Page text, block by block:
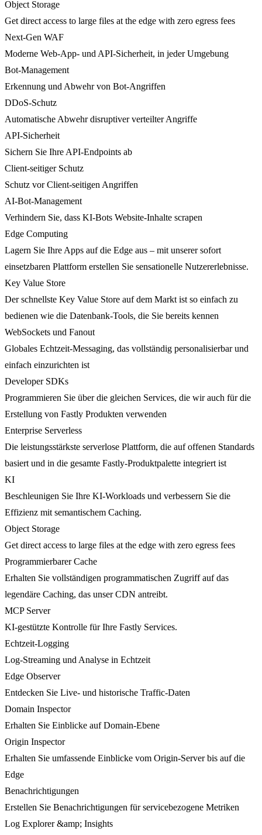
Object Storage
Get direct access to large files at the edge with zero egress fees
Next-Gen WAF
Moderne Web-App- und API-Sicherheit, in jeder Umgebung
Bot-Management
Erkennung und Abwehr von Bot-Angriffen
DDoS-Schutz
Automatische Abwehr disruptiver verteilter Angriffe
API-Sicherheit
Sichern Sie Ihre API-Endpoints ab
Client-seitiger Schutz
Schutz vor Client-seitigen Angriffen
AI-Bot-Management
Verhindern Sie, dass KI-Bots Website-Inhalte scrapen
Edge Computing
Lagern Sie Ihre Apps auf die Edge aus – mit unserer sofort
einsetzbaren Plattform erstellen Sie sensationelle Nutzererlebnisse.
Key Value Store
Der schnellste Key Value Store auf dem Markt ist so einfach zu
bedienen wie die Datenbank-Tools, die Sie bereits kennen
WebSockets und Fanout
Globales Echtzeit-Messaging, das vollständig personalisierbar und
einfach einzurichten ist
Developer SDKs
Programmieren Sie über die gleichen Services, die wir auch für die
Erstellung von Fastly Produkten verwenden
Enterprise Serverless
Die leistungsstärkste serverlose Plattform, die auf offenen Standards
basiert und in die gesamte Fastly-Produktpalette integriert ist
KI
Beschleunigen Sie Ihre KI-Workloads und verbessern Sie die
Effizienz mit semantischem Caching.
Object Storage
Get direct access to large files at the edge with zero egress fees
Programmierbarer Cache
Erhalten Sie vollständigen programmatischen Zugriff auf das
legendäre Caching, das unser CDN antreibt.
MCP Server
KI-gestützte Kontrolle für Ihre Fastly Services.
Echtzeit-Logging
Log-Streaming und Analyse in Echtzeit
Edge Observer
Entdecken Sie Live- und historische Traffic-Daten
Domain Inspector
Erhalten Sie Einblicke auf Domain-Ebene
Origin Inspector
Erhalten Sie umfassende Einblicke vom Origin-Server bis auf die
Edge
Benachrichtigungen
Erstellen Sie Benachrichtigungen für servicebezogene Metriken
Log Explorer &amp; Insights